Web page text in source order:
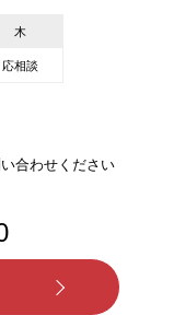
木
応相談
合わせください